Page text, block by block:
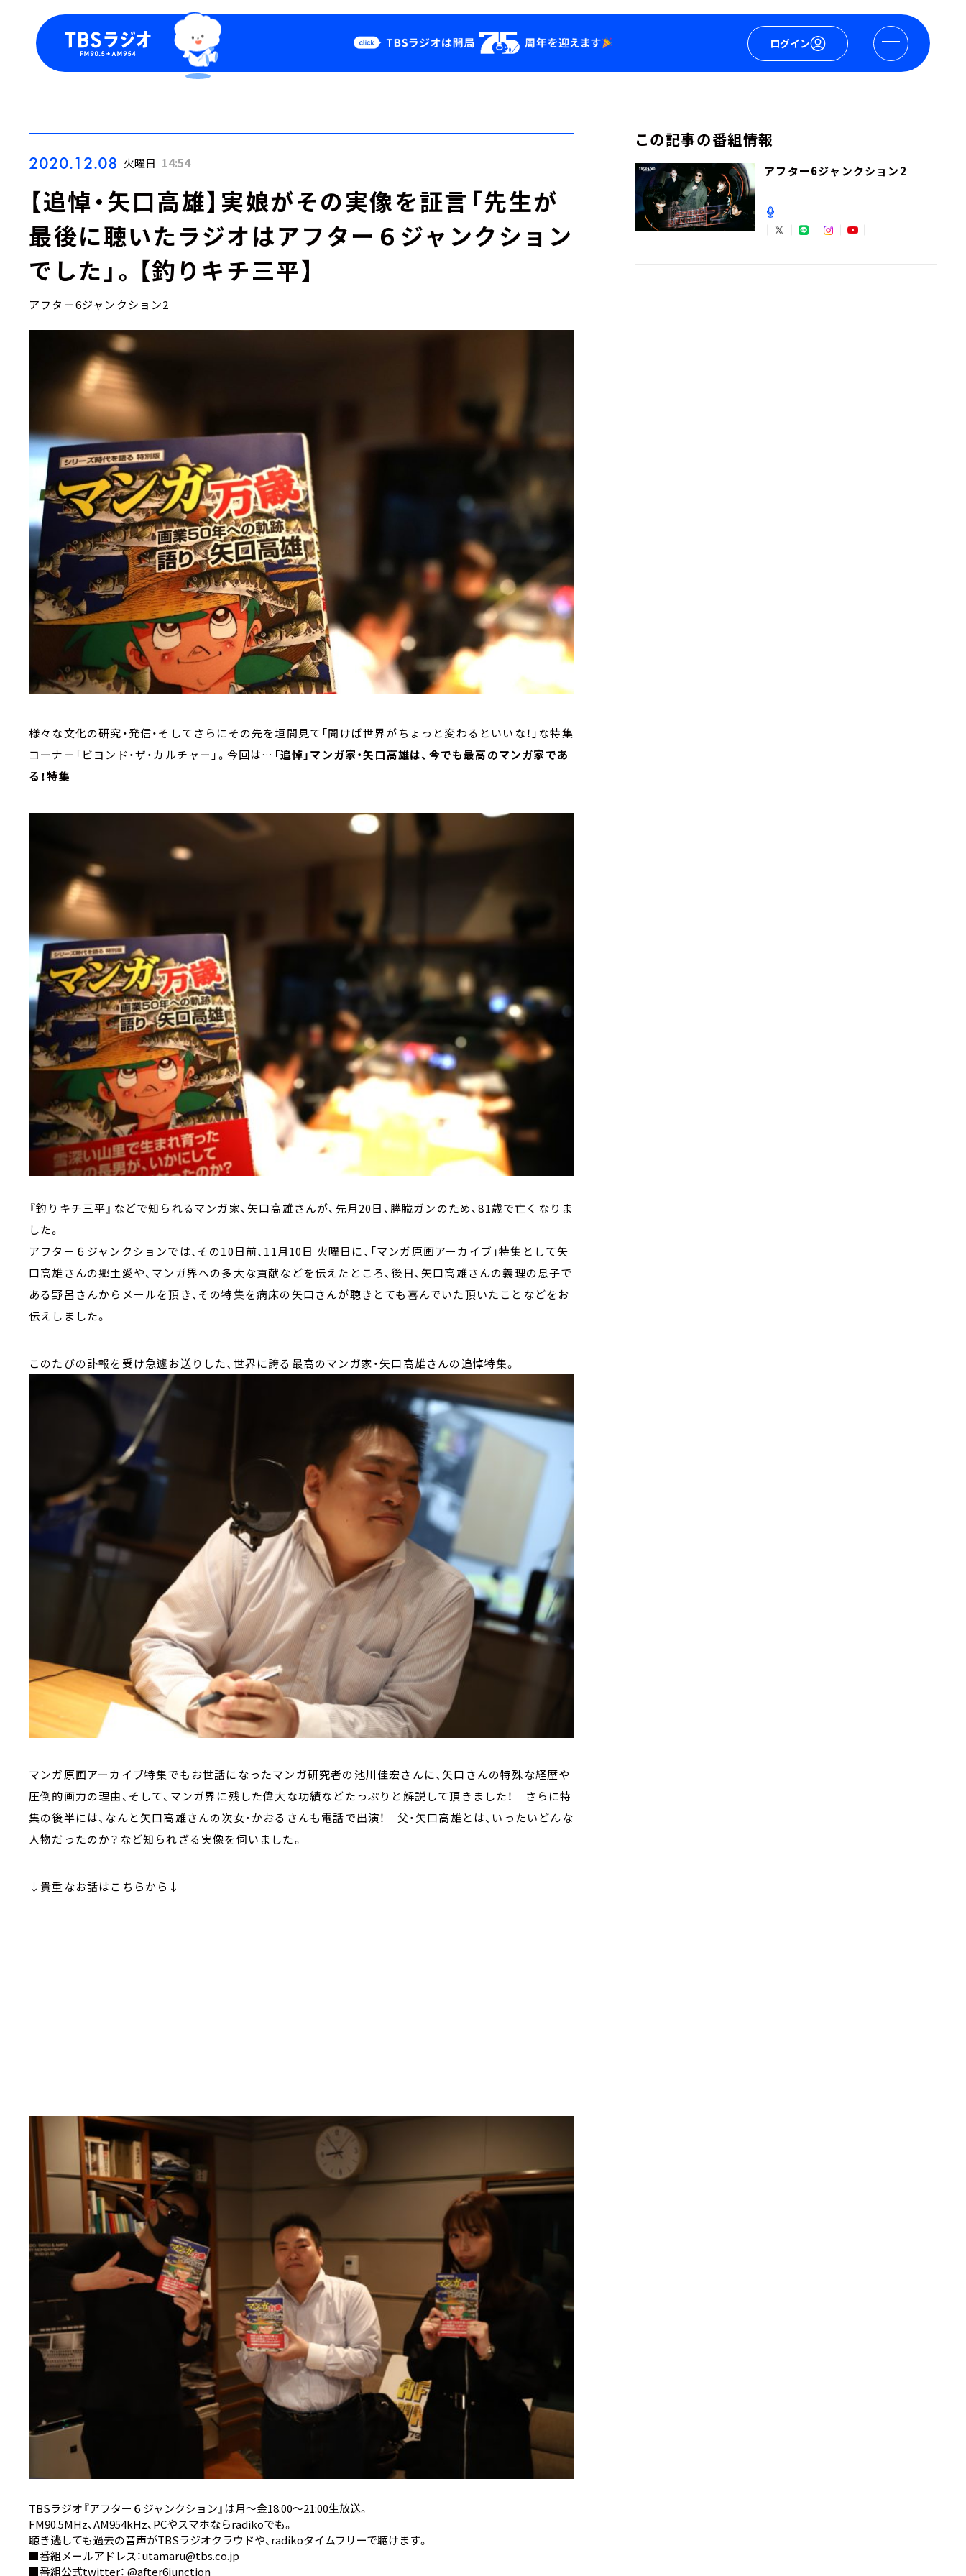
ログイン
Podcast
YouTube
2020.12.08 火曜日 14:54
【追悼・矢口高雄】実娘がその実像を証言「先生が
最後に聴いたラジオはアフター６ジャンクション
でした」。【釣りキチ三平】
アフター6ジャンクション2
様々な文化の研究・発信・そしてさらにその先を垣間見て「聞けば世界がちょっと変わるといいな！」な特集
コーナー「ビヨンド・ザ・カルチャー」。今回は… 「追悼」マンガ家・矢口高雄は、今でも最高のマンガ家であ
る！特集
『釣りキチ三平』などで知られるマンガ家、矢口高雄さんが、先月20日、膵臓ガンのため、81歳で亡くなりま
した。
アフター６ジャンクションでは、その10日前、11月10日 火曜日に、「マンガ原画アーカイブ」特集として矢
口高雄さんの郷土愛や、マンガ界への多大な貢献などを伝えたところ、後日、矢口高雄さんの義理の息子で
ある野呂さんからメールを頂き、その特集を病床の矢口さんが聴きとても喜んでいた頂いたことなどをお
伝えしました。
このたびの訃報を受け急遽お送りした、世界に誇る最高のマンガ家・矢口高雄さんの追悼特集。
マンガ原画アーカイブ特集でもお世話になったマンガ研究者の池川佳宏さんに、矢口さんの特殊な経歴や
圧倒的画力の理由、そして、マンガ界に残した偉大な功績などたっぷりと解説して頂きました！ さらに特
集の後半には、なんと矢口高雄さんの次女・かおるさんも電話で出演！ 父・矢口高雄とは、いったいどんな
人物だったのか？など知られざる実像を伺いました。
↓貴重なお話はこちらから↓
TBSラジオ『アフター６ジャンクション』は月～金18:00～21:00生放送。
FM90.5MHz、AM954kHz、PCやスマホならradikoでも。
聴き逃しても過去の音声がTBSラジオクラウドや、radikoタイムフリーで聴けます。
■番組メールアドレス：utamaru@tbs.co.jp
■番組公式twitter： @after6junction
この記事の番組情報
アフター6ジャンクション2